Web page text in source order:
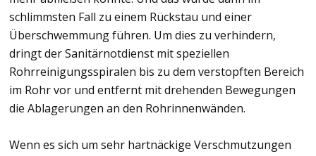
schlimmsten Fall zu einem Rückstau und einer
Überschwemmung führen. Um dies zu verhindern,
dringt der Sanitärnotdienst mit speziellen
Rohrreinigungsspiralen bis zu dem verstopften Bereich
im Rohr vor und entfernt mit drehenden Bewegungen
die Ablagerungen an den Rohrinnenwänden.
Wenn es sich um sehr hartnäckige Verschmutzungen